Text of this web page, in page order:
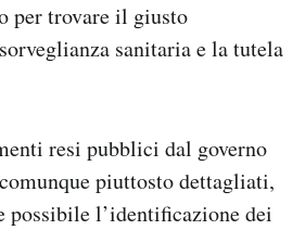
per trovare il giusto
sanitaria e la tutela
resi pubblici dal governo
piuttosto dettagliati,
possibile l’identificazione dei